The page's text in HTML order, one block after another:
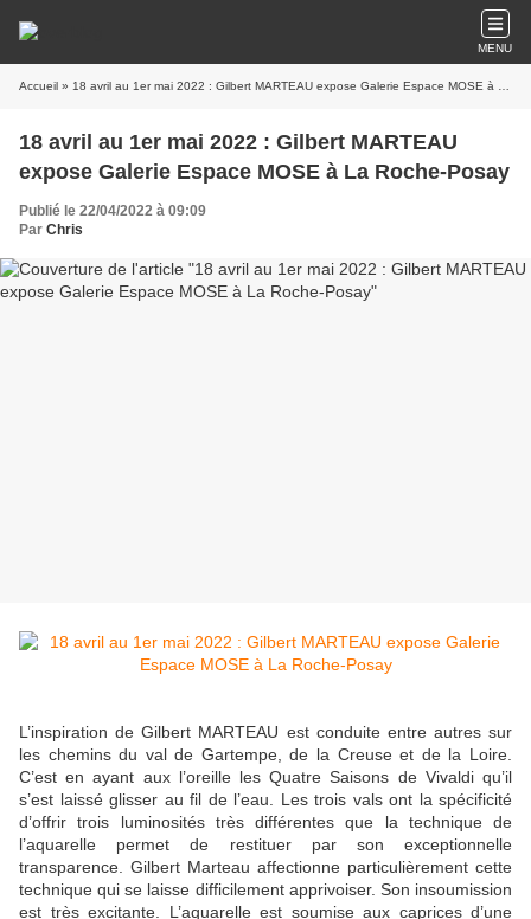
MENU
Accueil » 18 avril au 1er mai 2022 : Gilbert MARTEAU expose Galerie Espace MOSE à La Roche-Posay
18 avril au 1er mai 2022 : Gilbert MARTEAU
expose Galerie Espace MOSE à La Roche-Posay
Publié le 22/04/2022 à 09:09
Par Chris
L’inspiration de Gilbert MARTEAU est conduite entre autres sur
les chemins du val de Gartempe, de la Creuse et de la Loire.
C’est en ayant aux l’oreille les Quatre Saisons de Vivaldi qu’il
s’est laissé glisser au fil de l’eau. Les trois vals ont la spécificité
d’offrir trois luminosités très différentes que la technique de
l’aquarelle permet de restituer par son exceptionnelle
transparence. Gilbert Marteau affectionne particulièrement cette
technique qui se laisse difficilement apprivoiser. Son insoumission
est très excitante. L’aquarelle est soumise aux caprices d’une